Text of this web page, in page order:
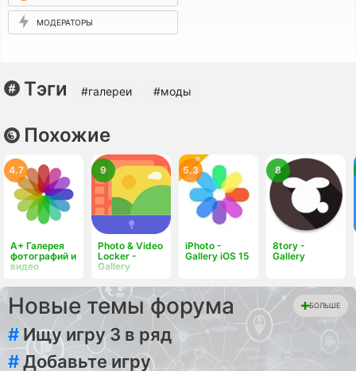
МОДЕРАТОРЫ
Тэги #галереи #моды
Похожие
A+ Галерея
фотографий и
видео
4.7
Photo & Video
Locker -
Gallery
9
iPhoto -
Gallery iOS 15
5.3
8tory -
Gallery
8
Новые темы форума БОЛЬШЕ
# Ищу игру 3 в ряд
#Добавьте игру